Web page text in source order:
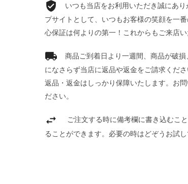
いつも当店をお利用いただき誠にあ
プサイトとして、いつもお客様の笑顔を一
心保証は何よりの第一！これからもご来店い
商品ご到着日より一週間、商品が破
になさらず当店に返品や返金をご請求くだ
返品・返金はしっかり保障いたします。お
ださい。
ご注文する時に備考欄に書き込むこ
ることができます。必要の時はどぞうお試し